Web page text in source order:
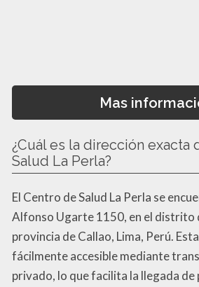
Mas
¿Cuál es la dirección exacta
Salud La Perla?
El Centro de Salud La Perla se
Alfonso Ugarte 1150, en el distrito
provincia de Callao, Lima, Perú.
fácilmente accesible mediante
privado, lo que facilita la llegada de